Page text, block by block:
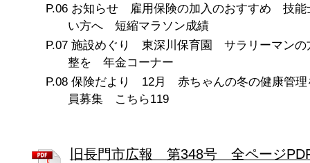
お知らせ 雇用保険の加入のおすすめ 技能
い方へ 短縮マラソン成績
施設めぐり 東深川保育園 サラリーマンの
整を 年金コーナー
保険だより 12月 赤ちゃんの冬の健康管
員募集 こちら119
旧長門市広報 第348号 全ページ